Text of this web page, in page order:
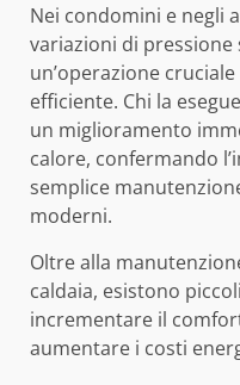
Nei condomini e negli
variazioni di
un’operazione
efficiente. Chi la
un miglioramento
calore, confermando
semplice
moderni.
Oltre alla
caldaia, esistono
incrementare il
aumentare i costi